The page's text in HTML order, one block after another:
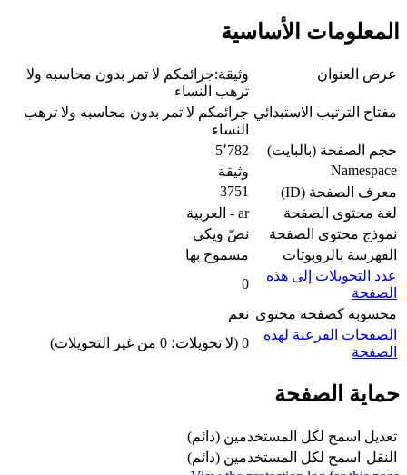
المعلومات الأساسية
عرض العنوان
وثيقة:جرائمكم لا تمر بدون محاسبه ولا
ترهب النساء
مفتاح الترتيب الاستبدائي جرائمكم لا تمر بدون محاسبه ولا ترهب
النساء
حجم الصفحة (بالبايت)
5٬782
Namespace
وثيقة
معرف الصفحة (ID)
3751
لغة محتوى الصفحة
ar - العربية
نموذج محتوى الصفحة
نصّ ويكي
الفهرسة بالروبوتات
مسموح بها
عدد التحويلات إلى هذه
الصفحة
0
محسوبة كصفحة محتوى نعم
الصفحات الفرعية لهذه
الصفحة
0 (لا تحويلات؛ 0 من غير التحويلات)
حماية الصفحة
تعديل اسمح لكل المستخدمين (دائم)
النقل
اسمح لكل المستخدمين (دائم)